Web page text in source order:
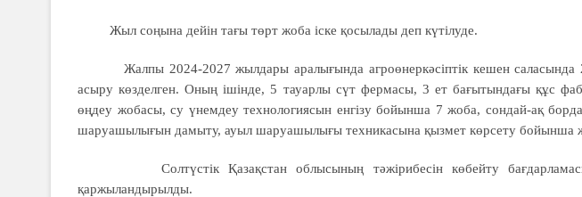
Жыл соңына дейін тағы төрт жоба іске қосылады деп күтілуде.
Жалпы 2024-2027 жылдары аралығында агроөнеркәсіптік кешен саласында
асыру көзделген. Оның ішінде, 5 тауарлы сүт фермасы, 3 ет бағытындағы құс
өңдеу жобасы, су үнемдеу технологиясын енгізу бойынша 7 жоба, сондай-ақ
шаруашылығын дамыту, ауыл шаруашылығы техникасына қызмет көрсету бойынша
Солтүстік Қазақстан облысының тәжірибесін көбейту
қаржыландырылды.